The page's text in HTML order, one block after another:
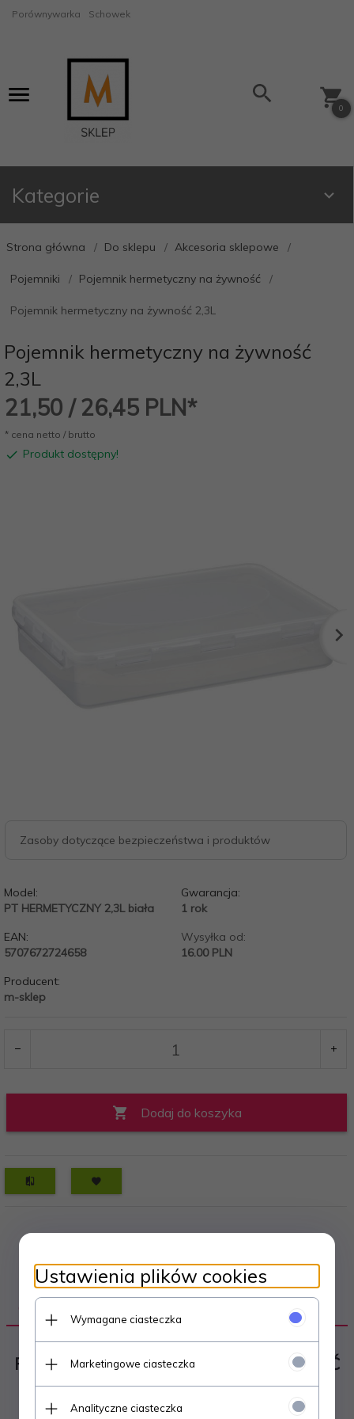
Porównywarka Schowek
0
Kategorie
Strona główna Do sklepu Akcesoria sklepowe
Pojemniki Pojemnik hermetyczny na żywność
Pojemnik hermetyczny na żywność 2,3L
Pojemnik hermetyczny na żywność
2,3L
21,50 / 26,45 PLN*
* cena netto / brutto
Produkt dostępny!
Zasoby dotyczące bezpieczeństwa i produktów
Model:
PT HERMETYCZNY 2,3L biała
Gwarancja:
1 rok
EAN:
5707672724658
Wysyłka od:
16.00 PLN
Producent:
m-sklep
Dodaj do koszyka
POJEMNIK HERMETYCZNY NA ŻYWNOŚĆ
2,3L
Ustawienia plików cookies
Wymagane ciasteczka
Marketingowe ciasteczka
Analityczne ciasteczka